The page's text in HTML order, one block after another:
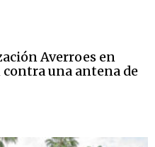
Averroes en
una antena de